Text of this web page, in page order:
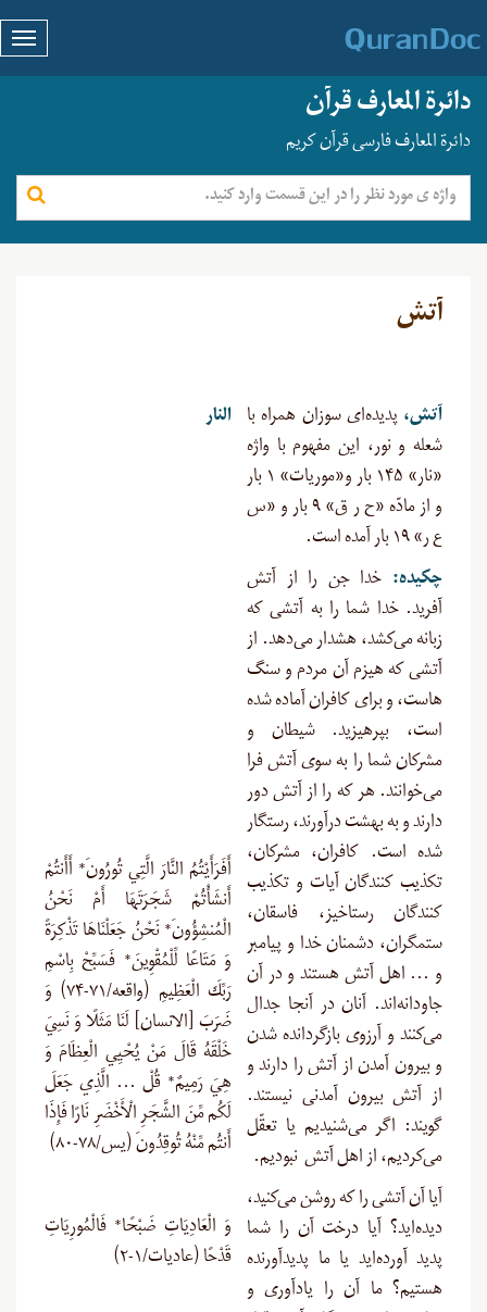
دائرة المعارف قرآن
دائرة المعارف فارسی قرآن کریم
آتش
آتش، پدیده‌ای سوزان همراه با
شعله و نور، این مفهوم با واژه
«نار» ۱۴۵ بار و«موریات» ۱ بار
و از مادّه «ح ر ق» ۹ بار و «س
ع ر» ۱۹ بار آمده است.
چکیده: خدا جن را از آتش
آفرید. خدا شما را به آتشی که
زبانه می‌کشد، هشدار می‌دهد. از
آتشی که هیزم آن مردم و سنگ
هاست، و برای کافران آماده شده
است، بپرهیزید. شیطان و
مشرکان شما را به سوی آتش فرا
می‌خوانند. هر که را از آتش دور
دارند و به بهشت درآورند، رستگار
شده است. کافران، مشرکان،
تکذیب کنندگان آیات و تکذیب
کنندگان رستاخیز، فاسقان،
ستمگران، دشمنان خدا و پیامبر
و … اهل آتش هستند و در آن
جاودانه‌‍‌اند. آنان در آنجا جدال
می‌کنند و آرزوی بازگردانده شدن
و بیرون آمدن از آتش را دارند و
از آتش بیرون آمدنی نیستند.
گویند: اگر می‌شنیدیم یا تعقّل
می‌کردیم، از اهل آتش نبودیم.
آیا آن آتشی را که روشن می‌کنید،
دیده‌اید؟ آیا درخت آن را شما
پدید آورده‌اید یا ما پدیدآورنده
هستیم؟ ما آن را یادآوری و
النار
أَفَرَأَيْتُمُ النَّارَ الَّتِي تُورُونَ* أَأَنتُمْ
أَنشَأْتُمْ شَجَرَتَهَا أَمْ نَحْنُ
الْمُنشِؤُونَ* نَحْنُ جَعَلْنَاهَا تَذْكِرَةً
وَ مَتَاعًا لِّلْمُقْوِينَ* فَسَبِّحْ بِاسْمِ
رَبِّكَ الْعَظِيمِ (واقعه/۷۱-۷۴) وَ
ضَرَبَ [الانسان] لَنَا مَثَلًا وَ نَسِيَ
خَلْقَهُ قَالَ مَنْ يُحْيِي الْعِظَامَ وَ
هِيَ رَمِيمٌ* قُلْ … الَّذِي جَعَلَ
لَكُم مِّنَ الشَّجَرِ الْأَخْضَرِ نَارًا فَإِذَا
أَنتُم مِّنْهُ تُوقِدُونَ (يس/۷۸-۸۰)
وَ الْعَادِيَاتِ ضَبْحًا* فَالْمُورِيَاتِ
قَدْحًا (عادیات/۱-۲)